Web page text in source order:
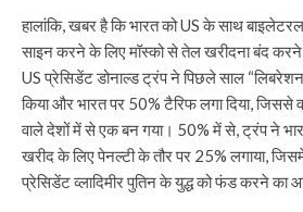
हालांकि, खबर है कि भारत को US के साथ
साइन करने के लिए मॉस्को से तेल खरीदना बंद करने
US प्रेसिडेंट डोनाल्ड ट्रंप ने पिछले साल
किया और भारत पर 50% टैरिफ लगा दिया, जिससे
वाले देशों में से एक बन गया। 50% में से, ट्रंप ने
खरीद के लिए पेनल्टी के तौर पर 25% लगाया,
प्रेसिडेंट व्लादिमीर पुतिन के युद्ध को फंड करने का